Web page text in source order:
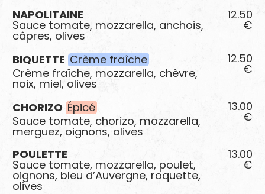
NAPOLITAINE
Sauce tomate, mozzarella, anchois,
câpres, olives
12.50
€
BIQUETTE Crème fraîche
Crème fraîche, mozzarella, chèvre,
noix, miel, olives
12.50
€
CHORIZO Épicé
Sauce tomate, chorizo, mozzarella,
merguez, oignons, olives
13.00
€
POULETTE
Sauce tomate, mozzarella, poulet,
oignons, bleu d’Auvergne, roquette,
olives
13.00
€